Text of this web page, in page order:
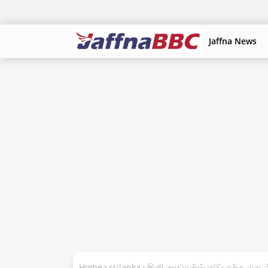
Jaffna News